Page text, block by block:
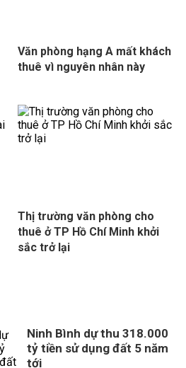
Văn phòng hạng A mất khách
thuê vì nguyên nhân này
Thị trường văn phòng cho
thuê ở TP Hồ Chí Minh khởi
sắc trở lại
Ninh Bình dự thu 318.000
tỷ tiền sử dụng đất 5 năm
tới